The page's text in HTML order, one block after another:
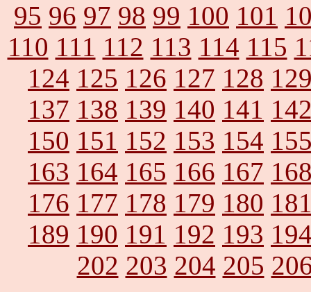
95 96 97 98 99 100 101
110 111 112 113 114 115
124 125 126 127 128
137 138 139 140 141
150 151 152 153 154
163 164 165 166 167
176 177 178 179 180
189 190 191 192 193
202 203 204 205